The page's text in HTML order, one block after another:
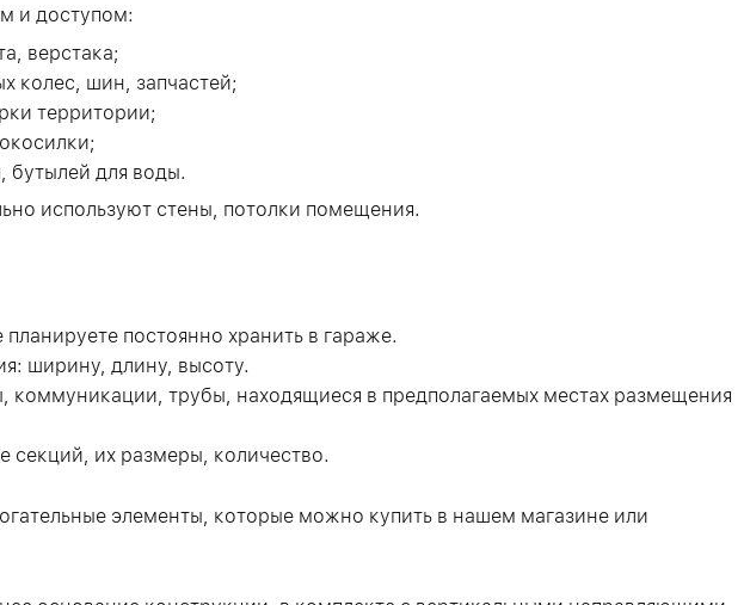
и доступом:
верстака;
колес, шин, запчастей;
территории;
бутылей для воды.
используют стены, потолки помещения.
постоянно хранить в гараже.
ширину, длину, высоту.
коммуникации, трубы, находящиеся в предполагаемых местах размещения
секций, их размеры, количество.
элементы, которые можно купить в нашем магазине или